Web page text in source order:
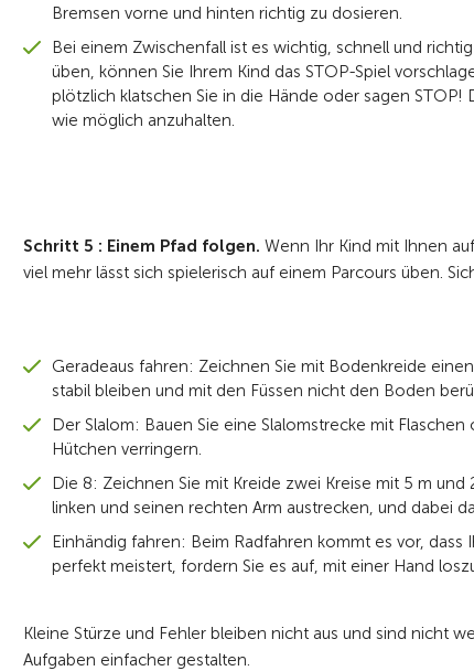
Bremsen vorne und hinten richtig zu dosieren.
Bei einem Zwischenfall ist es wichtig, schnell und
üben, können Sie Ihrem Kind das STOP-Spiel
plötzlich klatschen Sie in die Hände oder sagen STOP!
wie möglich anzuhalten.
Schritt 5 : Einem Pfad folgen. Wenn Ihr Kind mit Ihnen
viel mehr lässt sich spielerisch auf einem Parcours üben.
Geradeaus fahren: Zeichnen Sie mit Bodenkreide
stabil bleiben und mit den Füssen nicht den Boden
Der Slalom: Bauen Sie eine Slalomstrecke mit
Hütchen verringern.
Die 8: Zeichnen Sie mit Kreide zwei Kreise mit 5 m
linken und seinen rechten Arm austrecken, und dabei
Einhändig fahren: Beim Radfahren kommt es vor,
perfekt meistert, fordern Sie es auf, mit einer Hand
Kleine Stürze und Fehler bleiben nicht aus und sind nicht
Aufgaben einfacher gestalten.